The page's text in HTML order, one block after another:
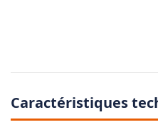
Caractéristiques